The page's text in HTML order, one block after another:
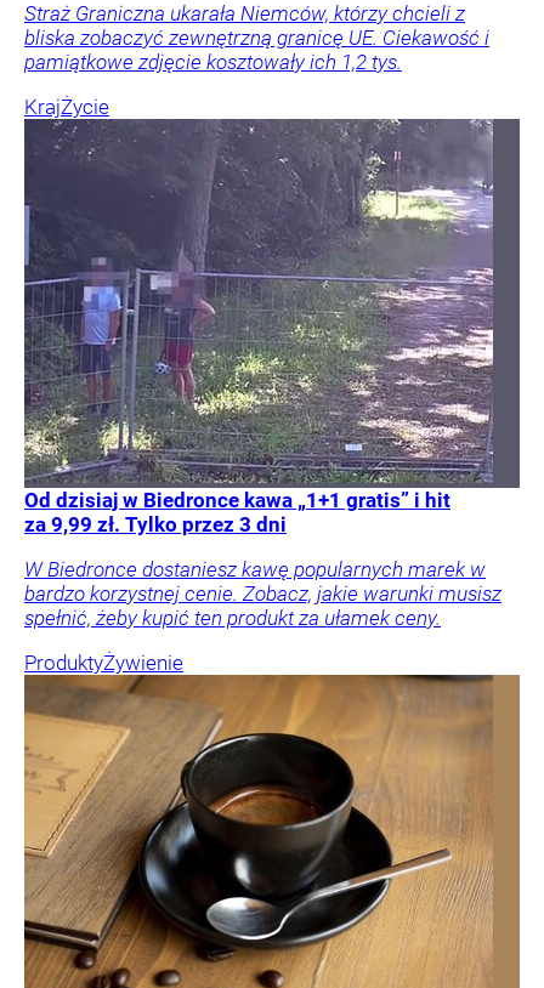
Straż Graniczna ukarała Niemców, którzy chcieli z
bliska zobaczyć zewnętrzną granicę UE. Ciekawość i
pamiątkowe zdjęcie kosztowały ich 1,2 tys.
KrajŻycie
Od dzisiaj w Biedronce kawa „1+1 gratis” i hit
za 9,99 zł. Tylko przez 3 dni
W Biedronce dostaniesz kawę popularnych marek w
bardzo korzystnej cenie. Zobacz, jakie warunki musisz
spełnić, żeby kupić ten produkt za ułamek ceny.
ProduktyŻywienie